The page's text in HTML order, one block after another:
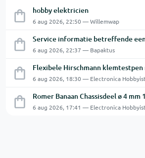
hobby elektricien
6 aug 2026, 22:50 — Willemwap
6 aug 2026, 22:37 — Bapaktus
6 aug 2026, 18:30 — Electronica
Romer Banaan Chassisdeel ø 4 mm
6 aug 2026, 17:41 — Electronica